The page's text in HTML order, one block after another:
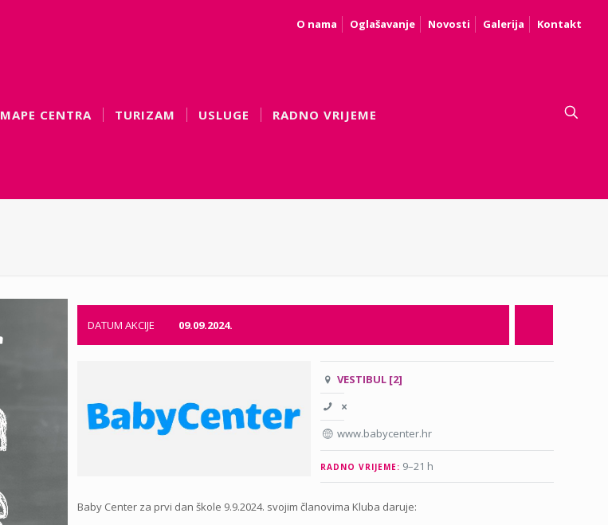
O nama Oglašavanje Novosti Galerija Kontakt
MAPE CENTRA TURIZAM USLUGE RADNO VRIJEME
DATUM AKCIJE 09.09.2024.
VESTIBUL [2]
www.babycenter.hr
RADNO VRIJEME: 9–21 h
Baby Center za prvi dan škole 9.9.2024. svojim članovima Kluba daruje: